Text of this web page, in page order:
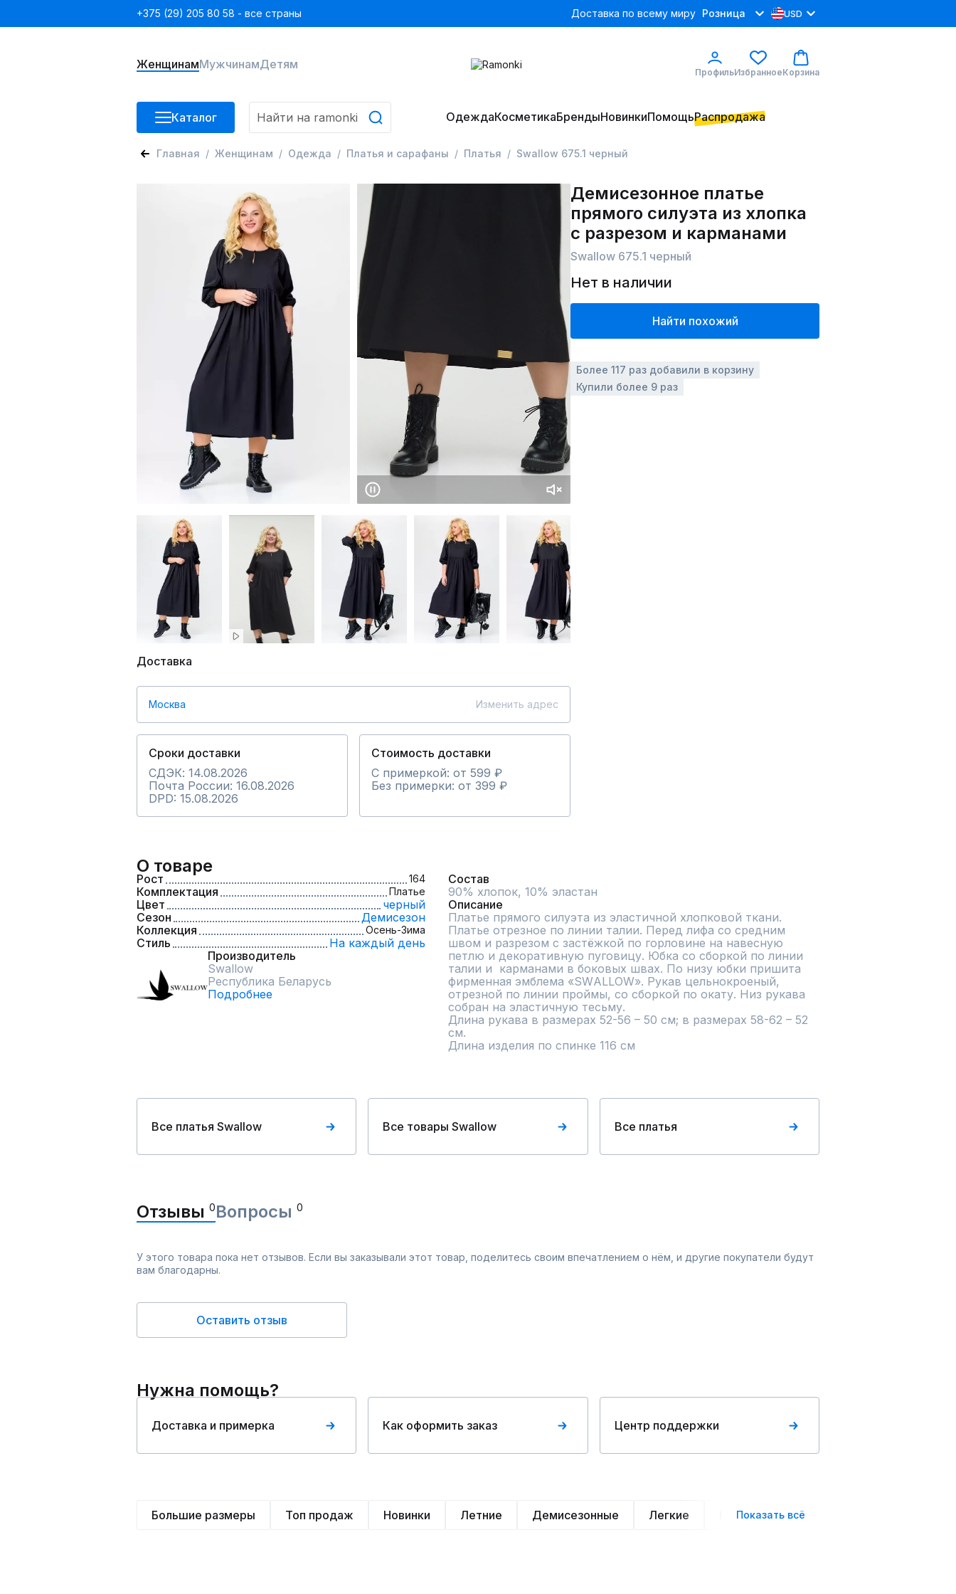
+375 (29) 205 80 58 - все страны Доставка по всему миру Розница USD
ЖенщинамМужчинамДетям
ПрофильИзбранноеКорзина
Каталог ОдеждаКосметикаБрендыНовинкиПомощьРаспродажа
Главная Женщинам Одежда Платья и сарафаны Платья Swallow 675.1 черный
Доставка
Москва Изменить адрес
Сроки доставки
СДЭК: 14.08.2026
Почта России: 16.08.2026
DPD: 15.08.2026
Стоимость доставки
С примеркой: от 599 ₽
Без примерки: от 399 ₽
Демисезонное платье
прямого силуэта из хлопка
с разрезом и карманами
Swallow 675.1 черный
Нет в наличии
Найти похожий
Более 117 раз добавили в корзину
Купили более 9 раз
О товаре
Рост 164
Комплектация Платье
Цвет
черный
Сезон
Демисезон
Коллекция
Осень-Зима
Стиль
На каждый день
Производитель
Swallow
Республика Беларусь
Подробнее
Состав
90% хлопок, 10% эластан
Описание
Платье прямого силуэта из эластичной хлопковой ткани.
Платье отрезное по линии талии. Перед лифа со средним
швом и разрезом с застёжкой по горловине на навесную
петлю и декоративную пуговицу. Юбка со сборкой по линии
талии и  карманами в боковых швах. По низу юбки пришита
фирменная эмблема «SWАLLOW». Рукав цельнокроеный,
отрезной по линии проймы, со сборкой по окату. Низ рукава
собран на эластичную тесьму.
Длина рукава в размерах 52-56 – 50 см; в размерах 58-62 – 52
см.
Длина изделия по спинке 116 см
Все платья Swallow Все товары Swallow Все платья
Отзывы 0Вопросы 0
У этого товара пока нет отзывов. Если вы заказывали этот товар, поделитесь своим впечатлением о нём, и другие покупатели будут
вам благодарны.
Оставить отзыв
Нужна помощь?
Доставка и примерка Как оформить заказ Центр поддержки
Большие размеры Топ продаж Новинки Летние Демисезонные Легкие Нарядные
Показать всё